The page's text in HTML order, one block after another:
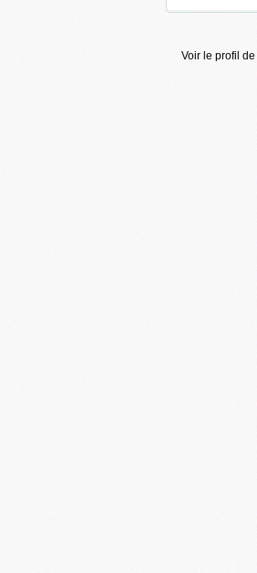
Voir le profil de